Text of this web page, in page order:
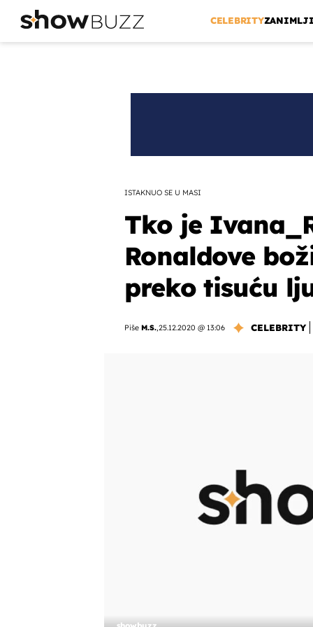
CELEBRITY
ISTAKNUO SE U MASI
Tko je
Ronaldove
preko tisuću
Piše M.S.,25.12.2020 @ 13:06 CELEBRITY